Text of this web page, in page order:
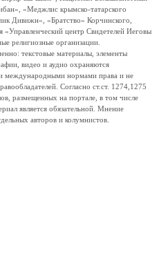
«Меджлис крымско-татарского
Дивижн», «Братство» Корчинского,
«Управленческий центр Свидетелей Иеговы
религиозные организации.
текстовые материалы, элементы
видео и аудио охраняются
и международными нормами права и не
Согласно ст.ст. 1274,1275
размещенных на портале, в том числе
является обязательной. Мнение
авторов и колумнистов.